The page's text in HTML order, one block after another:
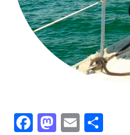
Facebook
Mastodon
Email